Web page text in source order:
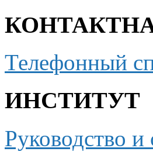
Телефонный
ИНСТИТУТ
Руководство и